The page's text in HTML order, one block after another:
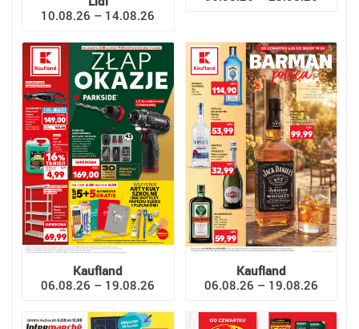
10.08.26 – 14.08.26
Kaufland
06.08.26 – 19.08.26
Kaufland
06.08.26 – 19.08.26